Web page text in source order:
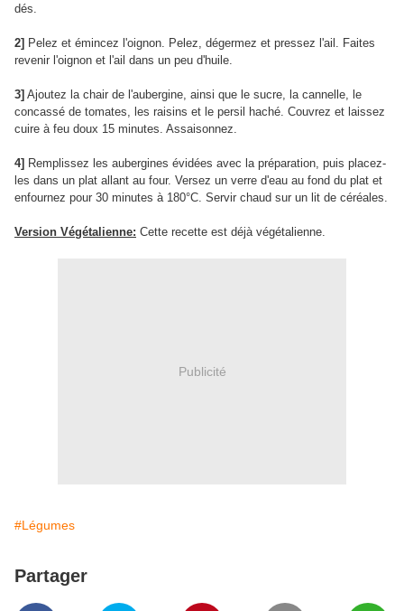
dés.
2] Pelez et émincez l'oignon. Pelez, dégermez et pressez l'ail. Faites
revenir l'oignon et l'ail dans un peu d'huile.
3] Ajoutez la chair de l'aubergine, ainsi que le sucre, la cannelle, le
concassé de tomates, les raisins et le persil haché. Couvrez et laissez
cuire à feu doux 15 minutes. Assaisonnez.
4] Remplissez les aubergines évidées avec la préparation, puis placez-
les dans un plat allant au four. Versez un verre d'eau au fond du plat et
enfournez pour 30 minutes à 180°C. Servir chaud sur un lit de céréales.
Version Végétalienne: Cette recette est déjà végétalienne.
Publicité
#Légumes
Partager